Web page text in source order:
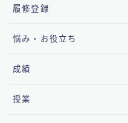
履修登録
悩み・お役立ち
成績
授業